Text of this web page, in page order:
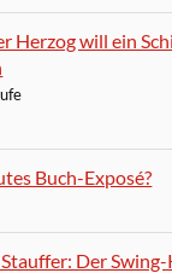
Herzog will ein
Buch-Exposé?
Der